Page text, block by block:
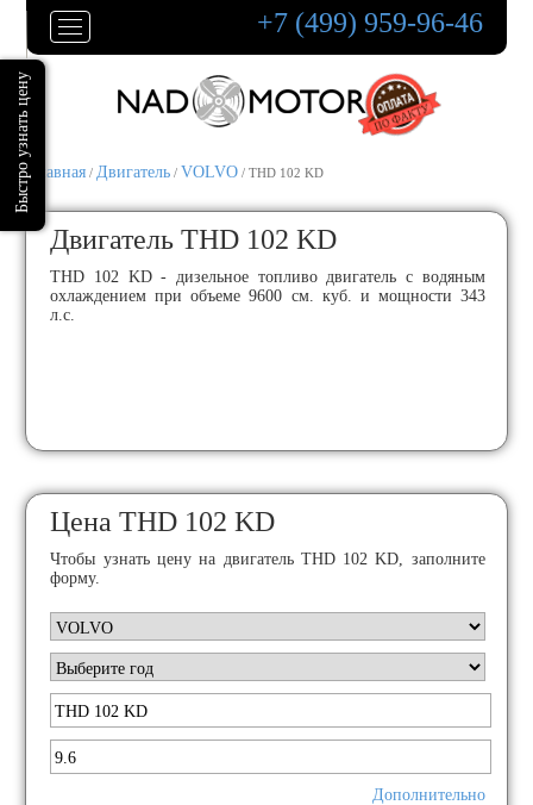
+7 (499) 959-96-46
Главная / Двигатель / VOLVO / THD 102 KD
Двигатель THD 102 KD
THD 102 KD - дизельное топливо двигатель с водяным
охлаждением при объеме 9600 см. куб. и мощности 343
л.с.
Цена THD 102 KD
Чтобы узнать цену на двигатель THD 102 KD, заполните
форму.
Дополнительно